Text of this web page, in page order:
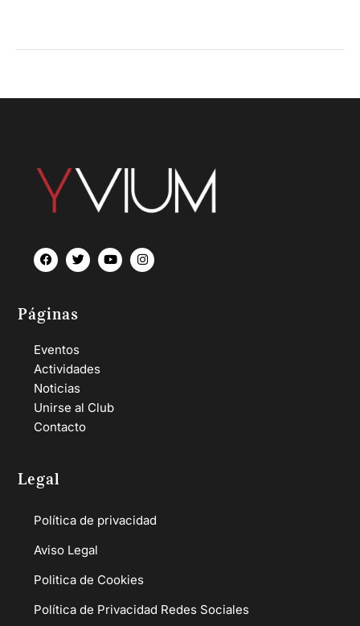
Páginas
Eventos
Actividades
Noticias
Unirse al Club
Contacto
Legal
Política de privacidad
Aviso Legal
Politica de Cookies
Política de Privacidad Redes Sociales